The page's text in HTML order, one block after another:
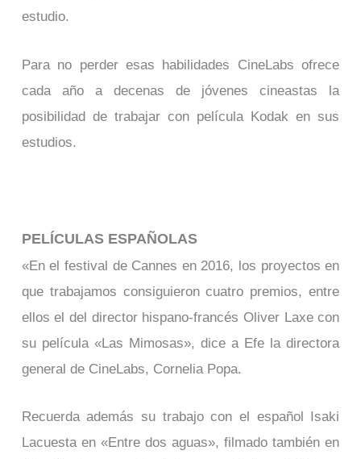
estudio.
Para no perder esas habilidades CineLabs ofrece
cada año a decenas de jóvenes cineastas la
posibilidad de trabajar con película Kodak en sus
estudios.
PELÍCULAS ESPAÑOLAS
«En el festival de Cannes en 2016, los proyectos en
que trabajamos consiguieron cuatro premios, entre
ellos el del director hispano-francés Oliver Laxe con
su película «Las Mimosas», dice a Efe la directora
general de CineLabs, Cornelia Popa.
Recuerda además su trabajo con el español Isaki
Lacuesta en «Entre dos aguas», filmado también en